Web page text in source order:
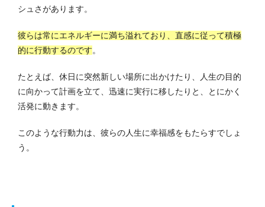
シュさがあります。
彼らは常にエネルギーに満ち溢れており、直感に従って積極
的に行動するのです。
たとえば、休日に突然新しい場所に出かけたり、人生の目的
に向かって計画を立て、迅速に実行に移したりと、とにかく
活発に動きます。
このような行動力は、彼らの人生に幸福感をもたらすでしょ
う。